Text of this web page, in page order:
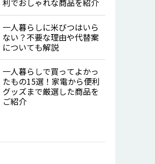
利でおしゃれな商品を紹介
一人暮らしに米びつはいら
ない？不要な理由や代替案
についても解説
一人暮らしで買ってよかっ
たもの15選！家電から便利
グッズまで厳選した商品を
ご紹介